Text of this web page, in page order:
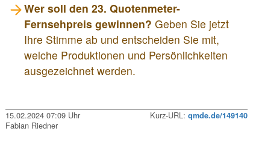
Wer soll den 23. Quotenmeter-
Fernsehpreis gewinnen? Geben Sie jetzt
Ihre Stimme ab und entscheiden Sie mit,
welche Produktionen und Persönlichkeiten
ausgezeichnet werden.
15.02.2024 07:09 Uhr Kurz-URL: qmde.de/149140
Fabian Riedner